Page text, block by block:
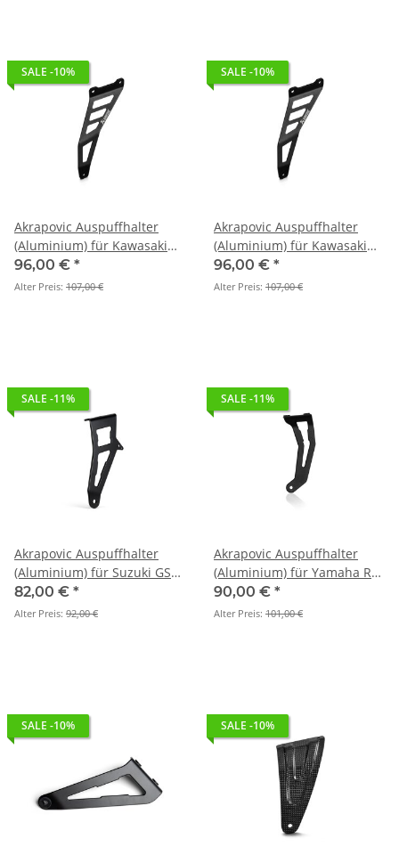
SALE -10%
Akrapovic Auspuffhalter
(Aluminium) für Kawasaki
Ninja ZX-10R - BJ. 2021 >
2026 (P-MBK10E3)
96,00 € *
Alter Preis: 107,00 €
SALE -10%
Akrapovic Auspuffhalter
(Aluminium) für Kawasaki
Ninja ZX-10RR - BJ. 2021 >
2026 (P-MBK10E3)
96,00 € *
Alter Preis: 107,00 €
SALE -11%
Akrapovic Auspuffhalter
(Aluminium) für Suzuki GSX-
8S / 8R / 8T / 8TT - BJ. 2022 >
2026 (P-X341)
82,00 € *
Alter Preis: 92,00 €
SALE -11%
Akrapovic Auspuffhalter
(Aluminium) für Yamaha R7
- BJ. 2021 > 2025 (P-MBY7R4)
90,00 € *
Alter Preis: 101,00 €
SALE -10% SALE -10%